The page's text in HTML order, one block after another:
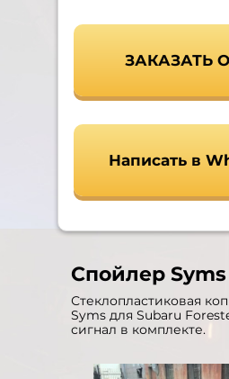
ЗАКАЗАТЬ
Написать в
Спойлер Syms
Стеклопластиковая
Syms для Subaru
сигнал в комплекте.